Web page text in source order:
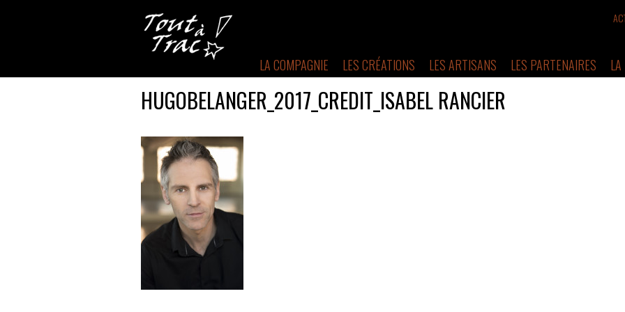
LA COMPAGNIE LES CRÉATIONS LES ARTISANS LES PARTENAIRES
HUGOBELANGER_2017_CREDIT_ISABEL RANCIER